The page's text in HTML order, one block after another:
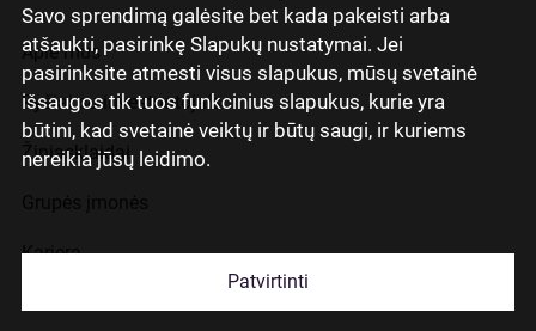
Savo sprendimą galėsite bet kada pakeisti arba
atšaukti, pasirinkę Slapukų nustatymai. Jei
pasirinksite atmesti visus slapukus, mūsų svetainė
išsaugos tik tuos funkcinius slapukus, kurie yra
būtini, kad svetainė veiktų ir būtų saugi, ir kuriems
nereikia jūsų leidimo.
Patvirtinti
Apie mus
Ryšiai su investuotojais
Žiniasklaidai
Karjera